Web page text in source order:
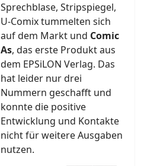
Sprechblase, Stripspiegel,
U-Comix tummelten sich
auf dem Markt und Comic
As, das erste Produkt aus
dem EPSiLON Verlag. Das
hat leider nur drei
Nummern geschafft und
konnte die positive
Entwicklung und Kontakte
nicht für weitere Ausgaben
nutzen.